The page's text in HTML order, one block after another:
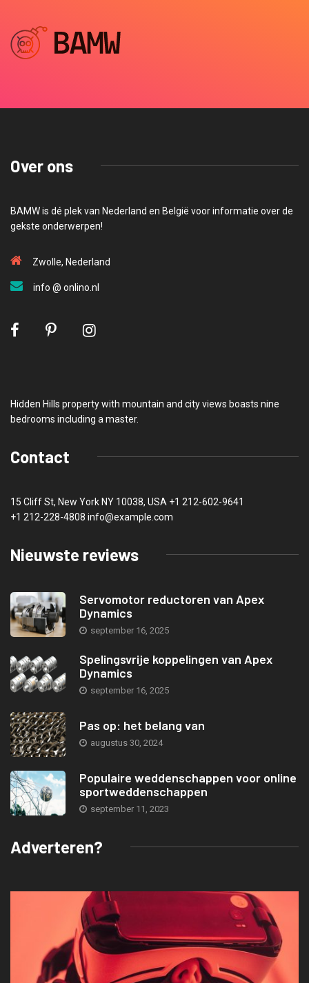
Over ons
BAMW is dé plek van Nederland en België voor informatie over de
gekste onderwerpen!
Zwolle, Nederland
info @ onlino.nl
Hidden Hills property with mountain and city views boasts nine
bedrooms including a master.
Contact
15 Cliff St, New York NY 10038, USA +1 212-602-9641
+1 212-228-4808 info@example.com
Nieuwste reviews
Servomotor reductoren van Apex
Dynamics
september 16, 2025
Spelingsvrije koppelingen van Apex
Dynamics
september 16, 2025
Pas op: het belang van
augustus 30, 2024
Populaire weddenschappen voor online
sportweddenschappen
september 11, 2023
Adverteren?